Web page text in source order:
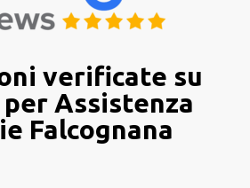
verificate su
Assistenza
Falcognana